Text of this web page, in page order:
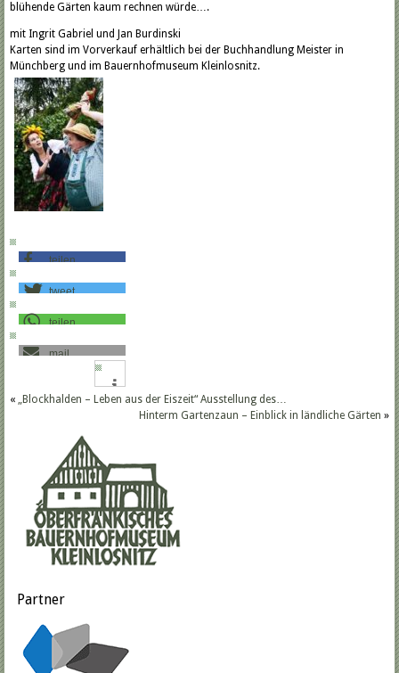
blühende Gärten kaum rechnen würde….
mit Ingrit Gabriel und Jan Burdinski
Karten sind im Vorverkauf erhältlich bei der Buchhandlung Meister in
Münchberg und im Bauernhofmuseum Kleinlosnitz.
teilen
tweet
teilen
mail
« „Blockhalden – Leben aus der Eiszeit“ Ausstellung des…
Hinterm Gartenzaun – Einblick in ländliche Gärten »
Partner